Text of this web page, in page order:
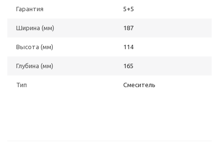
Гарантия 5+5
Ширина (мм) 187
Высота (мм) 114
Глубина (мм) 165
Тип Смеситель